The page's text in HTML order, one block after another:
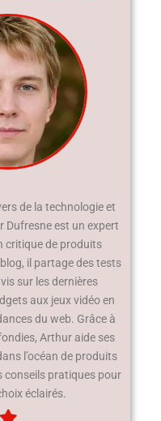
de la technologie et
Dufresne est un expert
critique de produits
il partage des tests
sur les dernières
aux jeux vidéo en
du web. Grâce à
Arthur aide ses
l’océan de produits
conseils pratiques pour
éclairés.